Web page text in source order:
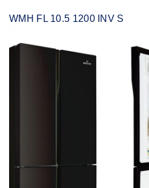
WMH FL 10.5 1200 INV S